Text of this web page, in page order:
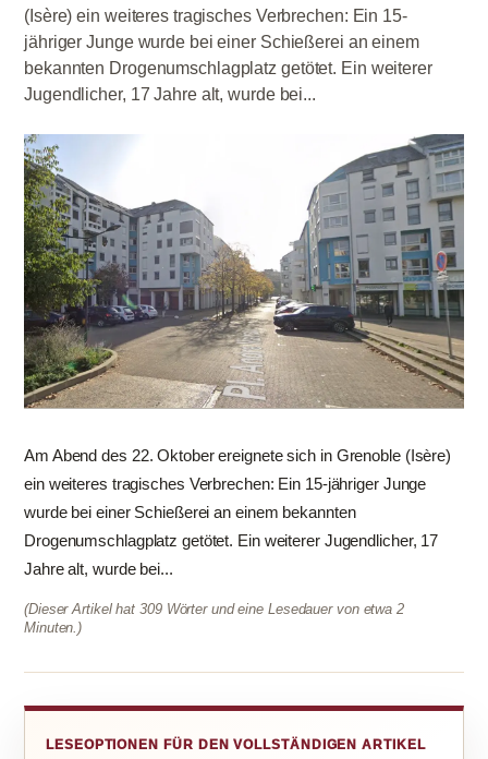
(Isère) ein weiteres tragisches Verbrechen: Ein 15-
jähriger Junge wurde bei einer Schießerei an einem
bekannten Drogenumschlagplatz getötet. Ein weiterer
Jugendlicher, 17 Jahre alt, wurde bei...
Am Abend des 22. Oktober ereignete sich in Grenoble (Isère)
ein weiteres tragisches Verbrechen: Ein 15-jähriger Junge
wurde bei einer Schießerei an einem bekannten
Drogenumschlagplatz getötet. Ein weiterer Jugendlicher, 17
Jahre alt, wurde bei...
(Dieser Artikel hat 309 Wörter und eine Lesedauer von etwa 2
Minuten.)
LESEOPTIONEN FÜR DEN VOLLSTÄNDIGEN ARTIKEL